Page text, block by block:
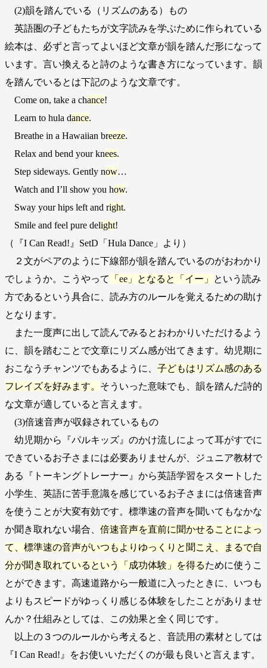
(2)韻を踏んでいる（リズムのある）もの
英語圏の子どもたちが文字読みを学ぶために作られている
絵本は、必ずと言ってよいほど文章が韻を踏んだ形になって
います。言い換えると詩のような書き方になっています。韻
を踏んでいるとは下記のような文章です。
Come on, take a chance!
Learn to hula dance.
Breathe in a Hawaiian breeze.
Relax and bend your knees.
Step sideways. Gently now…
Watch and I’ll show you how.
Sway your hips left and right.
Smile and feel pure delight!
（『I Can Read!』SetD「Hula Dance」より）
２文がペアのように下線部が韻を踏んでいるのがおわかり
でしょうか。こうやって
「ee」となると「イー」
という読み
方であるという具合に、読み方のルールを覚えるための助け
となります。
また一度声に出して読んでみるとおわかりいただけるよう
に、韻を踏むことで文章にリズム感が出てきます。幼児期に
おこなうチャンツでもあるように、 子どもはリズム感のある
フレイズを好みます。 そういった意味でも、韻を踏んだ詩的
な文章が適していると言えます。
(3)倍速音声が収録されているもの
幼児期から『パルキッズ』のかけ流しによって耳がすでに
できているお子さまには必要ありませんが、ジュニア教材で
ある『トーキングトレーナー』から英語学習をスタートした
小学生、英語に苦手意識を感じているお子さまには倍速音声
を使うことが大変有効です。標準速の音声を聞いてもなかな
か聞き取れない場合、 倍速音声を直前に聞かせることによっ
て、標準速の音声がいつもよりゆっくりと聞こえ、まるで自
分が聞き取れているという「成功体験」を得るために使うこ
とができます。高速道路から一般道に入ったときに、いつも
よりもスピードがゆっくり感じる体験をしたことがありませ
んか？仕組みとしては、この効果と全く同じです。
以上の３つのルールから考えると、音読用の素材としては
『I Can Read!』をお使いいただくのが最も良いと言えます。